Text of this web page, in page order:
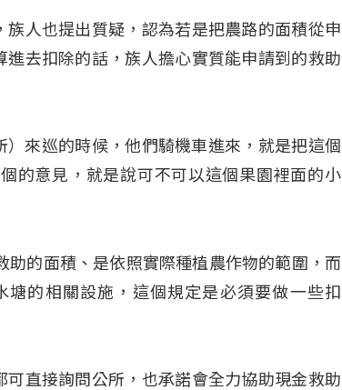
人也提出質疑，認為若是把農路的面積從申
去扣除的話，族人擔心實質能申請到的救助
來巡的時候，他們騎機車進來，就是把這個
的意見，就是說可不可以這個果園裡面的小
的面積、是依照實際種植農作物的範圍，而
的相關設施，這個規定是必須要做一些扣
直接詢問公所，也承諾會全力協助現金救助